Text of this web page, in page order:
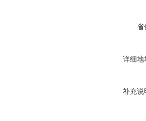
省
详细地
补充说